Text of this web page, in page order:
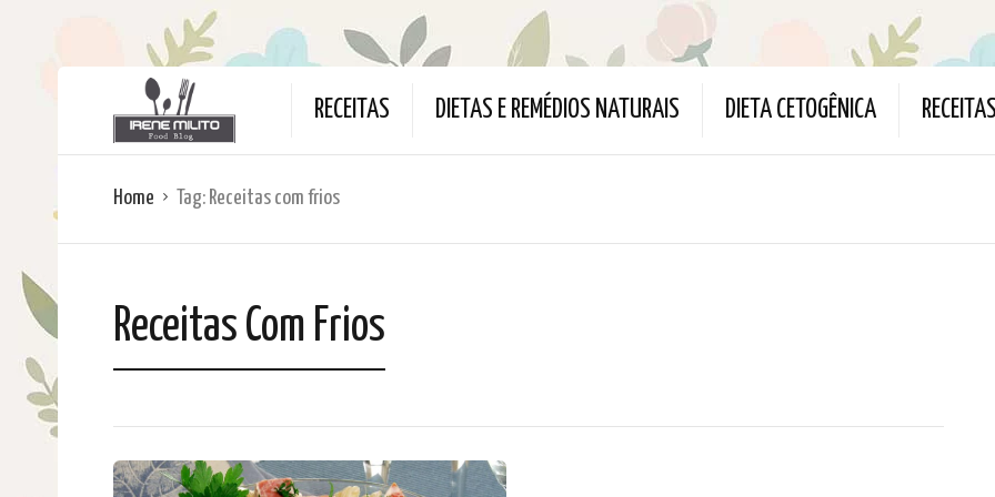
RECEITAS DIETAS E REMÉDIOS NATURAIS DIETA CETOGÊNICA
Home Tag: Receitas com frios
Receitas Com Frios